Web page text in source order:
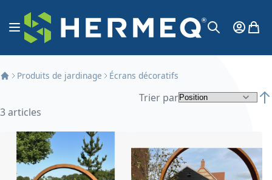
Aller au contenu
Affichage navigation
MonMon
Produits de jardinage Écrans décoratifs
3articles
Trier par